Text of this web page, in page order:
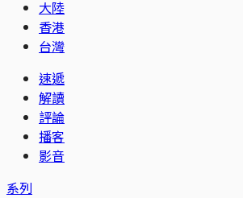
大陸
香港
台灣
速遞
解讀
評論
播客
影音
系列